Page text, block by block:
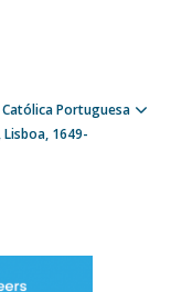
Católica Portuguesa
Lisboa 1649-